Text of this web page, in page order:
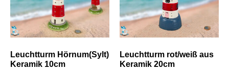
Leuchtturm Hörnum(Sylt)
Keramik 10cm
Leuchtturm rot/weiß aus
Keramik 20cm